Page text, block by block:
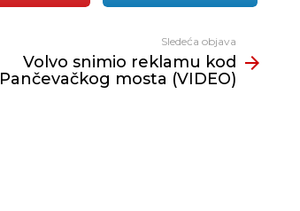
Sledeća objava
Volvo snimio reklamu kod
Pančevačkog mosta (VIDEO)